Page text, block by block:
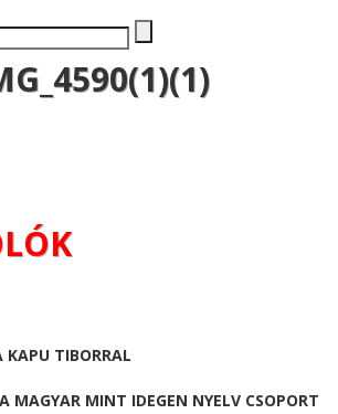
KAPU TIBORRAL
MAGYAR MINT IDEGEN NYELV CSOPORT